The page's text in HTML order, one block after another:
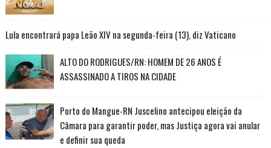
Lula encontrará papa Leão XIV na segunda-feira (13), diz Vaticano
ALTO DO RODRIGUES/RN: HOMEM DE 26 ANOS É
ASSASSINADO A TIROS NA CIDADE
Porto do Mangue-RN Juscelino antecipou eleição da
Câmara para garantir poder, mas Justiça agora vai anular
e definir sua queda